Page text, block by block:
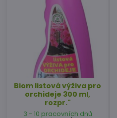
Biom listová výživa pro
orchideje 300 ml,
rozpr."
3 - 10 pracovních dnů